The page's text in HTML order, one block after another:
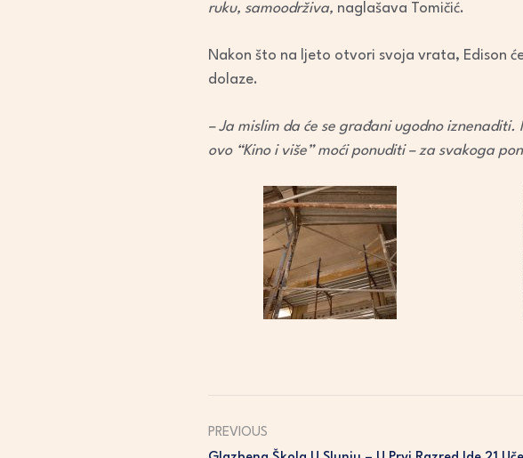
ruku, samoodrživa, naglašava Tomičić.
Nakon što na ljeto otvori svoja vrata, Edison
dolaze.
– Ja mislim da će se građani ugodno
ovo “Kino i više” moći ponuditi – za svakoga
PREVIOUS